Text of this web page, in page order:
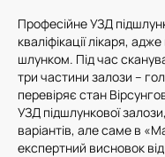
Професійне УЗД
кваліфікації лікаря,
шлунком. Під час
три частини залози –
перевіряє стан
УЗД підшлункової
варіантів, але саме в
експертний висновок